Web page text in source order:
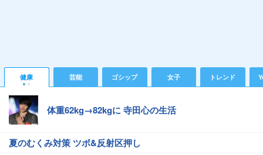
健康 芸能 ゴシップ 女子 トレンド
体重62kg→82kgに 寺田心の生活
夏のむくみ対策 ツボ&反射区押し